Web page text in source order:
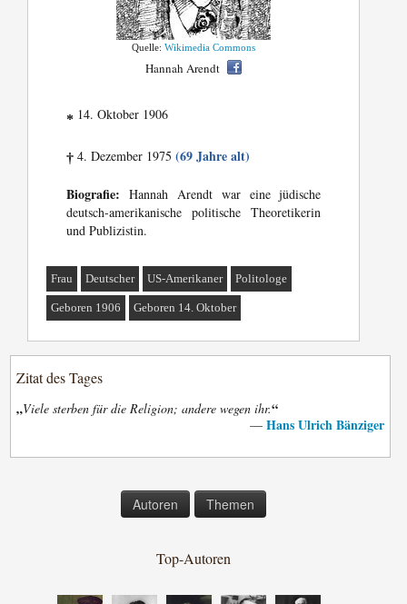
Quelle:Wikimedia Commons
Hannah Arendt
* 14. Oktober 1906
† 4. Dezember 1975(69 Jahre alt)
Biografie: Hannah Arendt war eine jüdische
deutsch-amerikanische politische Theoretikerin
und Publizistin.
Frau Deutscher US-Amerikaner Politologe
Geboren 1906 Geboren 14. Oktober
Zitat des Tages
„Viele sterben für die Religion; andere wegen ihr.“
— Hans Ulrich Bänziger
Autoren Themen
Top-Autoren